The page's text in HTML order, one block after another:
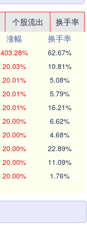
个股流出
换手率
涨幅
换手率
403.28% 62.67%
20.03% 10.81%
20.01% 5.08%
20.01% 5.79%
20.01% 16.21%
20.00% 6.62%
20.00% 4.68%
20.00% 22.89%
20.00% 11.09%
20.00% 1.76%